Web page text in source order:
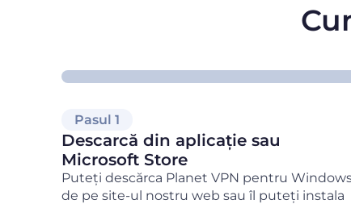
Pasul 1
Descarcă din aplicație sau
Microsoft Store
Puteți descărca Planet VPN pentru
de pe site-ul nostru web sau îl puteți instala